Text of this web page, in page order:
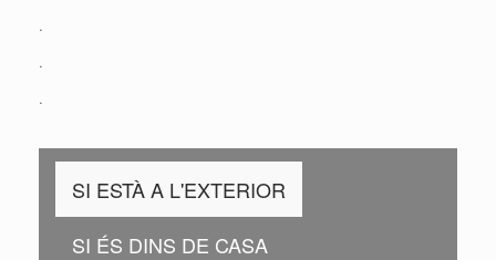
.
.
.
SI ESTÀ A L'EXTERIOR
SI ÉS DINS DE CASA